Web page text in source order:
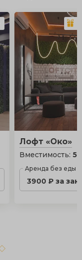
Лофт «Око»
Вместимость:5
Аренда без еды
3900 ₽ за